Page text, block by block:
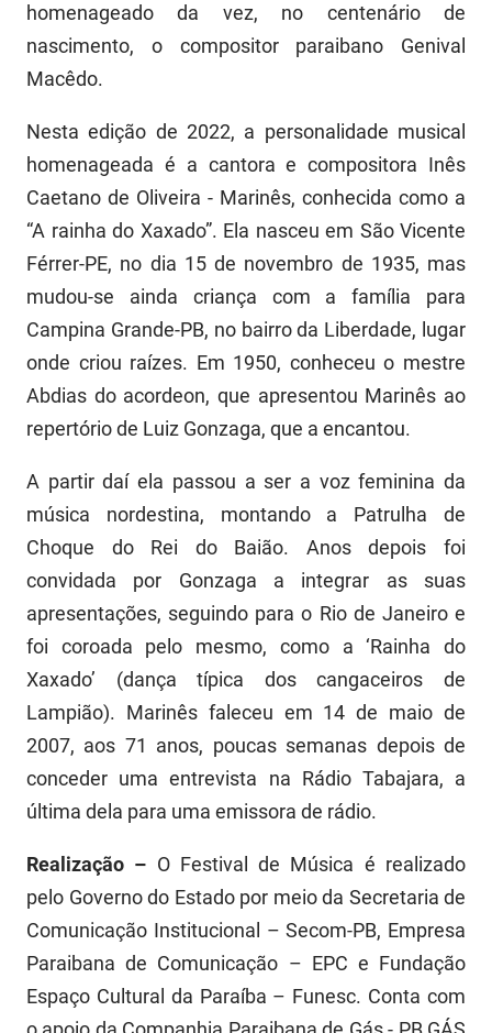
homenageado da vez, no centenário de
nascimento, o compositor paraibano Genival
Macêdo.
Nesta edição de 2022, a personalidade musical
homenageada é a cantora e compositora Inês
Caetano de Oliveira - Marinês, conhecida como a
“A rainha do Xaxado”. Ela nasceu em São Vicente
Férrer-PE, no dia 15 de novembro de 1935, mas
mudou-se ainda criança com a família para
Campina Grande-PB, no bairro da Liberdade, lugar
onde criou raízes. Em 1950, conheceu o mestre
Abdias do acordeon, que apresentou Marinês ao
repertório de Luiz Gonzaga, que a encantou.
A partir daí ela passou a ser a voz feminina da
música nordestina, montando a Patrulha de
Choque do Rei do Baião. Anos depois foi
convidada por Gonzaga a integrar as suas
apresentações, seguindo para o Rio de Janeiro e
foi coroada pelo mesmo, como a ‘Rainha do
Xaxado’ (dança típica dos cangaceiros de
Lampião). Marinês faleceu em 14 de maio de
2007, aos 71 anos, poucas semanas depois de
conceder uma entrevista na Rádio Tabajara, a
última dela para uma emissora de rádio.
Realização – O Festival de Música é realizado
pelo Governo do Estado por meio da Secretaria de
Comunicação Institucional – Secom-PB, Empresa
Paraibana de Comunicação – EPC e Fundação
Espaço Cultural da Paraíba – Funesc. Conta com